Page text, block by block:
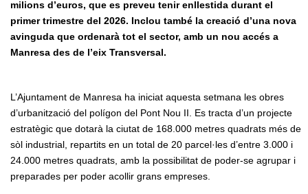
milions d’euros, que es preveu tenir enllestida durant el
primer trimestre del 2026. Inclou també la creació d’una nova
avinguda que ordenarà tot el sector, amb un nou accés a
Manresa des de l’eix Transversal.
L’Ajuntament de Manresa ha iniciat aquesta setmana les obres
d’urbanització del polígon del Pont Nou II. Es tracta d’un projecte
estratègic que dotarà la ciutat de 168.000 metres quadrats més de
sòl industrial, repartits en un total de 20 parcel·les d’entre 3.000 i
24.000 metres quadrats, amb la possibilitat de poder-se agrupar i
preparades per poder acollir grans empreses.